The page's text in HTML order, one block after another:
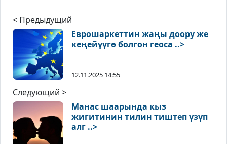
< Предыдущий
Еврошаркеттин жаңы доору же
кеңейүүгө болгон геоса ..>
12.11.2025 14:55
Следующий >
Манас шаарында кыз
жигитинин тилин тиштеп үзүп
алг ..>